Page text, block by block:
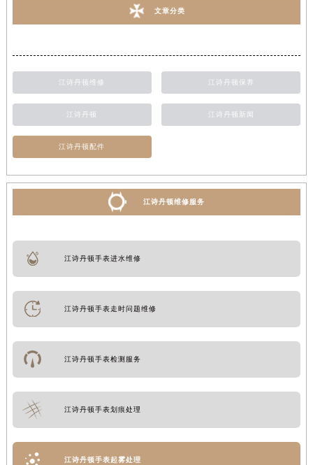
文章分类
江诗丹顿维修 江诗丹顿保养
江诗丹顿 江诗丹顿新闻
江诗丹顿配件
江诗丹顿维修服务
江诗丹顿手表进水维修
江诗丹顿手表走时问题维修
江诗丹顿手表检测服务
江诗丹顿手表划痕处理
江诗丹顿手表起雾处理